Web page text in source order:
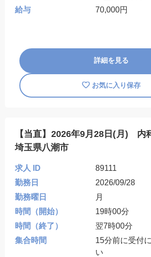
給与
70,000円
詳細を見る
お気に入り保存
【当直】2026年9月28日(月) 内
埼玉県八潮市
求人 ID
89111
勤務日
2026/09/28
勤務曜日
月
時間（開始）
19時00分
時間（終了）
翌7時00分
集合時間
15分前に受付
い